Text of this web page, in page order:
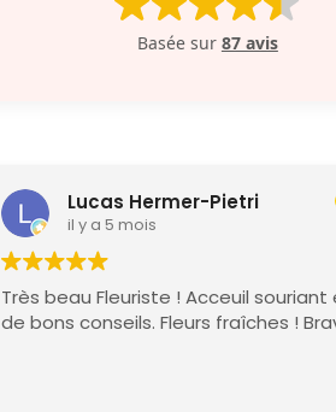
Basée sur 87 avis
Lucas Hermer-Pietri
il y a 5 mois
Très beau Fleuriste ! Acceuil souriant
de bons conseils. Fleurs fraîches !